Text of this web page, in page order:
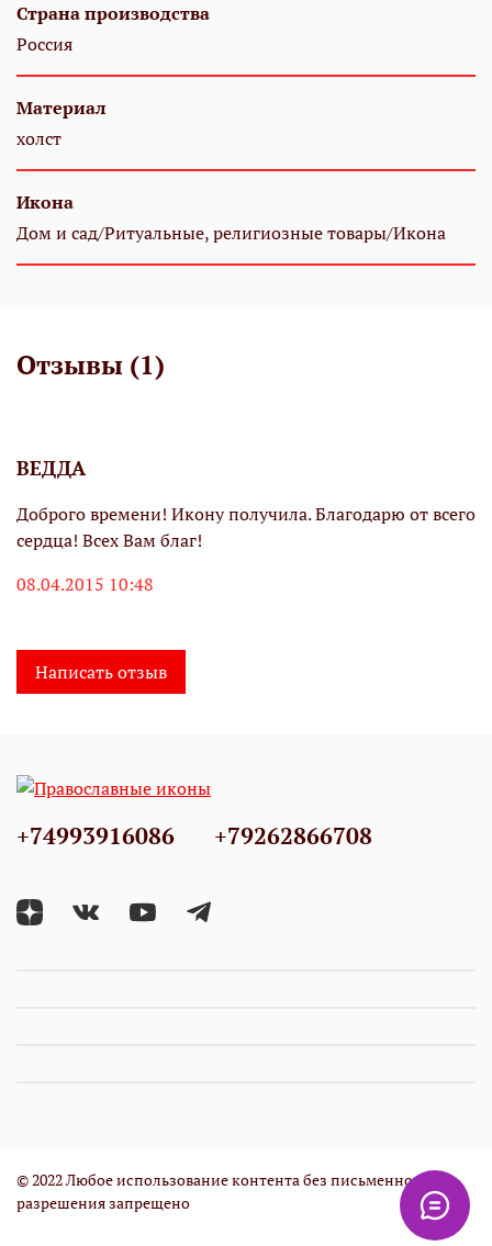
Страна производства
Россия
Материал
холст
Икона
Дом и сад/Ритуальные, религиозные товары/Икона
Отзывы (1)
ВЕДДА
Доброго времени! Икону получила. Благодарю от всего
сердца! Всех Вам благ!
08.04.2015 10:48
Написать отзыв
+74993916086 +79262866708
© 2022 Любое использование контента без письменного
разрешения запрещено